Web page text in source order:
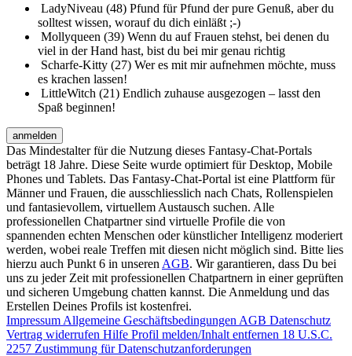
LadyNiveau (48) Pfund für Pfund der pure Genuß, aber du
solltest wissen, worauf du dich einläßt ;-)
Mollyqueen (39) Wenn du auf Frauen stehst, bei denen du
viel in der Hand hast, bist du bei mir genau richtig
Scharfe-Kitty (27) Wer es mit mir aufnehmen möchte, muss
es krachen lassen!
LittleWitch (21) Endlich zuhause ausgezogen – lasst den
Spaß beginnen!
anmelden
Das Mindestalter für die Nutzung dieses Fantasy-Chat-Portals
beträgt 18 Jahre. Diese Seite wurde optimiert für Desktop, Mobile
Phones und Tablets. Das Fantasy-Chat-Portal ist eine Plattform für
Männer und Frauen, die ausschliesslich nach Chats, Rollenspielen
und fantasievollem, virtuellem Austausch suchen. Alle
professionellen Chatpartner sind virtuelle Profile die von
spannenden echten Menschen oder künstlicher Intelligenz moderiert
werden, wobei reale Treffen mit diesen nicht möglich sind. Bitte lies
hierzu auch Punkt 6 in unseren AGB. Wir garantieren, dass Du bei
uns zu jeder Zeit mit professionellen Chatpartnern in einer geprüften
und sicheren Umgebung chatten kannst. Die Anmeldung und das
Erstellen Deines Profils ist kostenfrei.
Impressum Allgemeine Geschäftsbedingungen AGB Datenschutz
Vertrag widerrufen Hilfe Profil melden/Inhalt entfernen 18 U.S.C.
2257 Zustimmung für Datenschutzanforderungen